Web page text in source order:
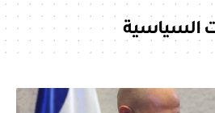
السياسية